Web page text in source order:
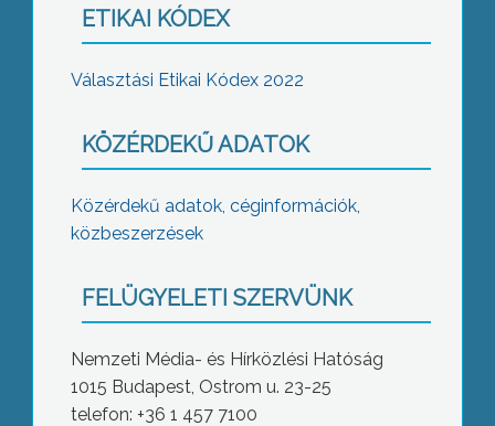
ETIKAI KÓDEX
Választási Etikai Kódex 2022
KÖZÉRDEKŰ ADATOK
Közérdekű adatok, céginformációk,
közbeszerzések
FELÜGYELETI SZERVÜNK
Nemzeti Média- és Hírközlési Hatóság
1015 Budapest, Ostrom u. 23-25
telefon: +36 1 457 7100